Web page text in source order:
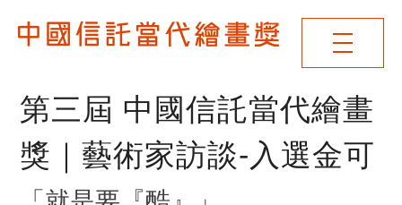
第三屆 中國信託當代繪畫
獎｜藝術家訪談-入選金可